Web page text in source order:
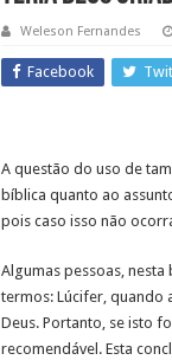
Weleson Fernandes
Facebook
A questão do uso de
bíblica quanto ao
pois caso isso não
Algumas pessoas,
termos: Lúcifer, quando
Deus. Portanto, se isto
recomendável. Esta